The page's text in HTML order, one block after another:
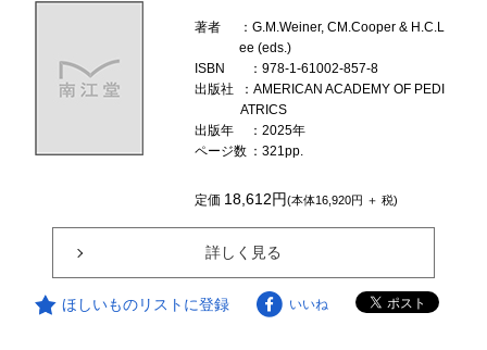
著者
：G.M.Weiner, CM.Cooper & H.C.L
ee (eds.)
ISBN
：978-1-61002-857-8
出版社
：AMERICAN ACADEMY OF PEDI
ATRICS
出版年
：2025年
ページ数 ：321pp.
定価 18,612円(本体16,920円 ＋ 税)
詳しく見る
ほしいものリストに登録 いいね